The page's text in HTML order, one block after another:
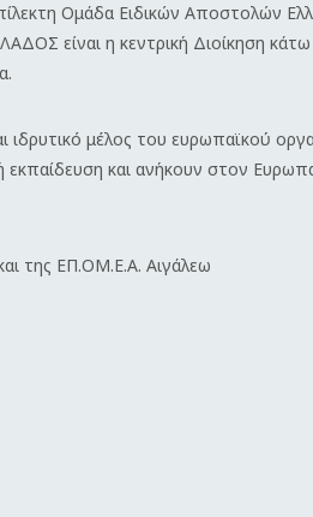
Ομάδα Ειδικών Αποστολών
είναι η κεντρική Διοίκηση
ιδρυτικό μέλος του ευρωπαϊκού
και ανήκουν στον
της ΕΠ.ΟΜ.Ε.Α. Αιγάλεω